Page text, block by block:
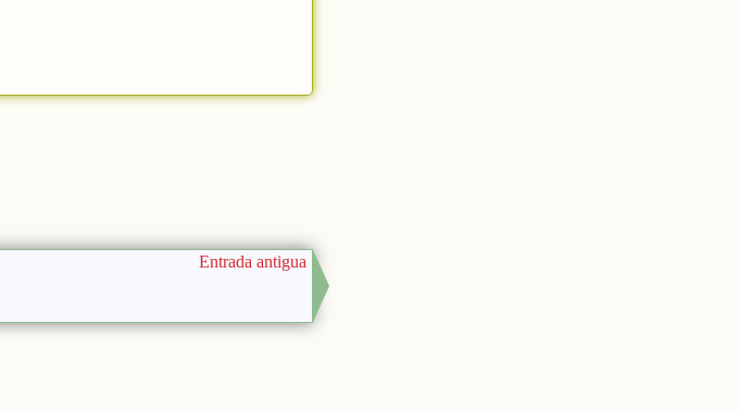
Entrada antigua